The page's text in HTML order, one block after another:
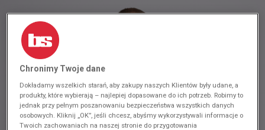
Chronimy Twoje dane
Dokładamy wszelkich starań, aby zakupy naszych Klientów były udane, a
produkty, które wybierają – najlepiej dopasowane do ich potrzeb. Robimy to
jednak przy pełnym poszanowaniu bezpieczeństwa wszystkich danych
osobowych. Kliknij „OK”, jeśli chcesz, abyśmy wykorzystywali informacje o
Twoich zachowaniach na naszej stronie do przygotowania